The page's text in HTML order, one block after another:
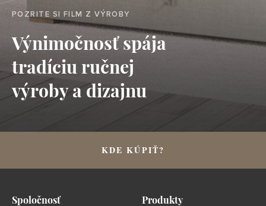
POZRITE SI FILM Z VÝROBY
Výnimočnosť spája
tradíciu ručnej
výroby a dizajnu
KDE KÚPIŤ?
Spoločnosť Produkty